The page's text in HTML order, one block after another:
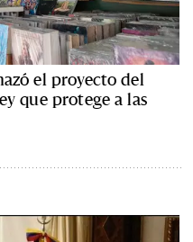
el proyecto del
que protege a las